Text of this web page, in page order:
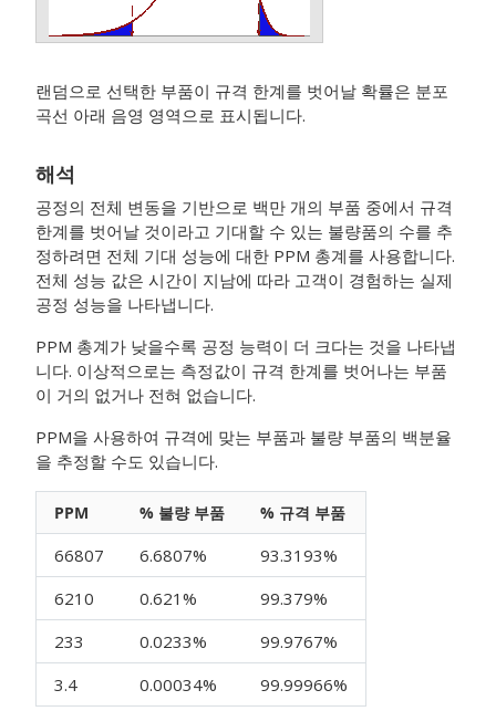
랜덤으로 선택한 부품이 규격 한계를 벗어날 확률은 분포
곡선 아래 음영 영역으로 표시됩니다.
해석
공정의 전체 변동을 기반으로 백만 개의 부품 중에서 규격
한계를 벗어날 것이라고 기대할 수 있는 불량품의 수를 추
정하려면 전체 기대 성능에 대한 PPM 총계를 사용합니다.
전체 성능 값은 시간이 지남에 따라 고객이 경험하는 실제
공정 성능을 나타냅니다.
PPM 총계가 낮을수록 공정 능력이 더 크다는 것을 나타냅
니다. 이상적으로는 측정값이 규격 한계를 벗어나는 부품
이 거의 없거나 전혀 없습니다.
PPM을 사용하여 규격에 맞는 부품과 불량 부품의 백분율
을 추정할 수도 있습니다.
PPM % 불량 부품 % 규격 부품
66807 6.6807%
93.3193%
6210
0.621%
99.379%
233
0.0233%
99.9767%
3.4
0.00034% 99.99966%